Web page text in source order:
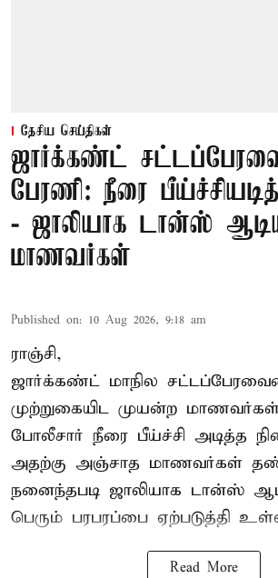
தேசிய செய்திகள்
ஜார்க்கண்ட்
பேரணி: நீரை
- ஜாலியாக டான்ஸ்
மாணவர்கள்
Published on: 10 Aug 2026, 9:18 am
ராஞ்சி,
ஜார்க்கண்ட் மாநில
முற்றுகையிட முயன்ற
போலீசார் நீரை பீய்ச்சி அடித்த
அதற்கு அஞ்சாத மாணவர்கள்
நனைந்தபடி ஜாலியாக டான்ஸ்
பெரும் பரபரப்பை ஏற்படுத்தி
Read More